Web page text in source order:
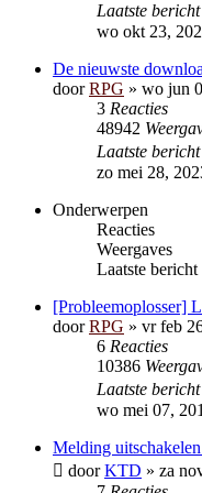
Laatste bericht
wo okt 23,
De nieuwste
doorRPG » wo jun
3 Reacties
48942
Laatste bericht
zo mei 28,
Onderwerpen
Reacties
Weergaves
Laatste bericht
[Probleemoplosser]
doorRPG » vr feb
6 Reacties
10386
Laatste bericht
wo mei 07,
Melding
doorKTD » za